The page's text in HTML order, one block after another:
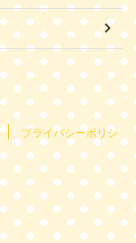
プライバシーポリシ